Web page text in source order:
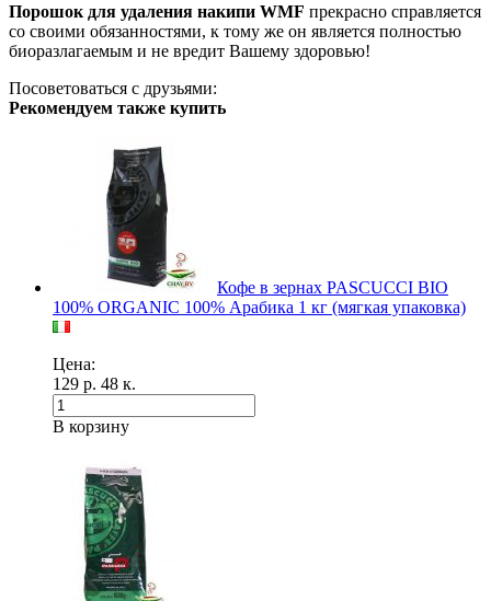
Порошок для удаления накипи WMF прекрасно справляется
со своими обязанностями, к тому же он является полностью
биоразлагаемым и не вредит Вашему здоровью!
Посоветоваться с друзьями:
Рекомендуем также купить
Кофе в зернах PASCUCCI BIO
100% ORGANIC 100% Арабика 1 кг (мягкая упаковка)
Цена:
129 р. 48 к.
В корзину